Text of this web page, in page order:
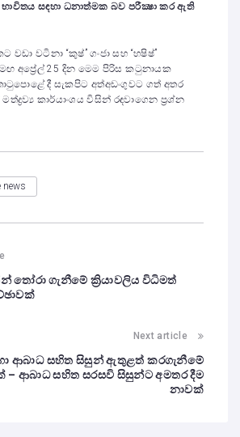
භාවිතය සඳහා ධනාත්මක බව පරීක්‍ෂා කර ඇති
වටිනා “කුෂ්” ගංජා සහ “හෂිෂ්”
අප්‍රේල් 25 දින මෙම පිරිස කටුනායක
දී සැකපිට අත්අඩංගුවට ගත් අතර
කාර්යාංශය විසින් රඳවාගෙන ප්‍රශ්න
news
තෝරා ගැනීමේ ක්‍රියාවලිය විධිමත්
Next article
ආබාධ සහිත සිසුන් ඇතුළත් කරගැනීමේ
– ආබාධ සහිත සරසවි සිසුන්ට අමතර දීම
නාවක්